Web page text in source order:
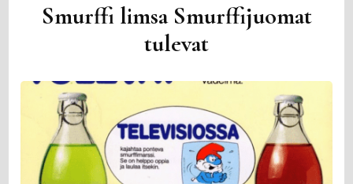
Smurffi limsa Smurffijuomat
tulevat